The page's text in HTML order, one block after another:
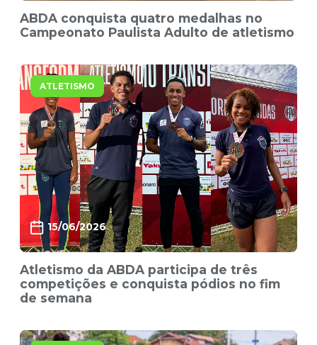
ABDA conquista quatro medalhas no
Campeonato Paulista Adulto de atletismo
ATLETISMO
15/06/2026
Atletismo da ABDA participa de três
competições e conquista pódios no fim
de semana